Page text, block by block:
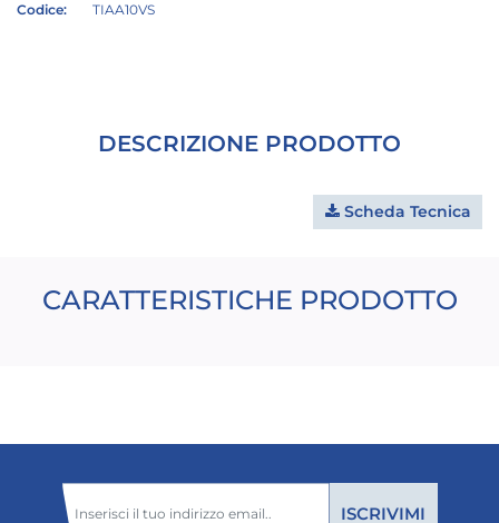
Codice: TIAA10VS
DESCRIZIONE PRODOTTO
Scheda Tecnica
CARATTERISTICHE PRODOTTO